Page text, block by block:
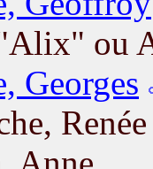
ou
Georges
Renée